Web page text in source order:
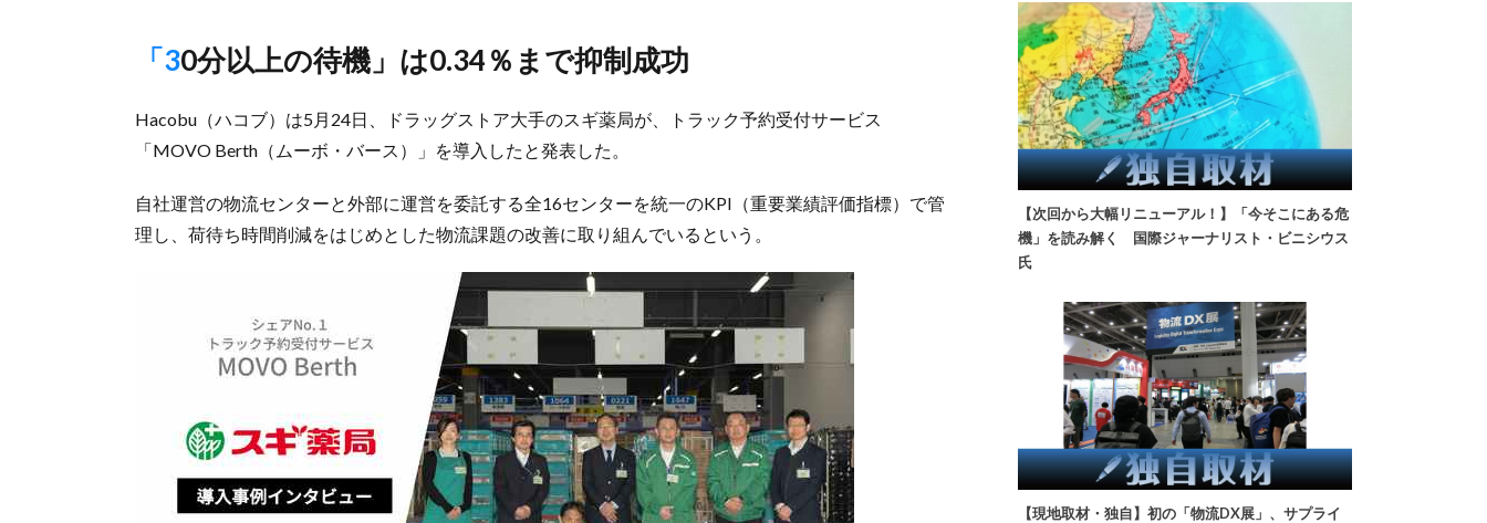
「30分以上の待機」は0.34％まで抑制成功
Hacobu（ハコブ）は5月24日、ドラッグストア大手のスギ薬局が、トラック予約受付サービス
「MOVO Berth（ムーボ・バース）」を導入したと発表した。
自社運営の物流センターと外部に運営を委託する全16センターを統一のKPI（重要業績評価指標）で管
理し、荷待ち時間削減をはじめとした物流課題の改善に取り組んでいるという。
【次回から大幅リニューアル！】「今そこにある危
機」を読み解く 国際ジャーナリスト・ビニシウス
氏
【現地取材・独自】初の「物流DX展」、サプライ